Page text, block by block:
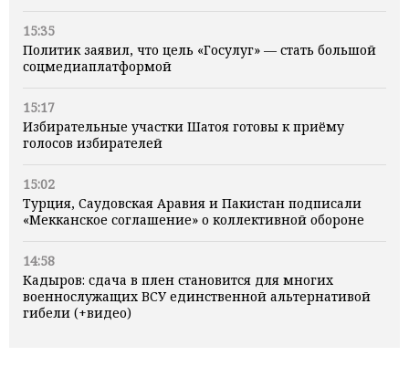
15:35
Политик заявил, что цель «Госулуг» — стать большой
соцмедиаплатформой
15:17
Избирательные участки Шатоя готовы к приёму
голосов избирателей
15:02
Турция, Саудовская Аравия и Пакистан подписали
«Мекканское соглашение» о коллективной обороне
14:58
Кадыров: сдача в плен становится для многих
военнослужащих ВСУ единственной альтернативой
гибели (+видео)